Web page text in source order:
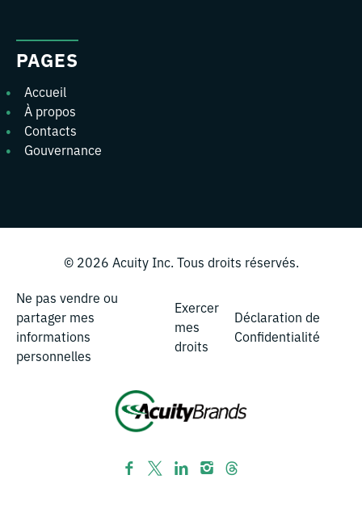
PAGES
Accueil
À propos
Contacts
Gouvernance
© 2026 Acuity Inc. Tous droits réservés.
Ne pas vendre ou
partager mes
informations
personnelles
Exercer
mes
droits
Déclaration de
Confidentialité